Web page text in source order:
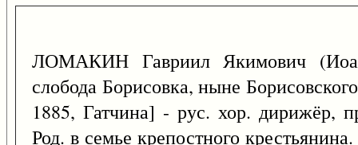
ЛОМАКИН Гавриил Якимович
слобода Борисовка, ныне
1885, Гатчина] - рус. хор. дирижёр,
Род. в семье крепостного